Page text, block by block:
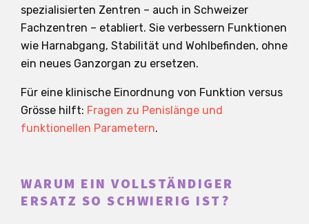
spezialisierten Zentren – auch in Schweizer
Fachzentren – etabliert. Sie verbessern Funktionen
wie Harnabgang, Stabilität und Wohlbefinden, ohne
ein neues Ganzorgan zu ersetzen.
Für eine klinische Einordnung von Funktion versus
Grösse hilft: Fragen zu Penislänge und
funktionellen Parametern.
WARUM EIN VOLLSTÄNDIGER
ERSATZ SO SCHWIERIG IST?